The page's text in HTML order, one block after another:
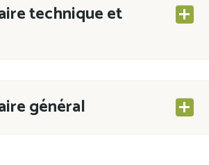
technique et
général